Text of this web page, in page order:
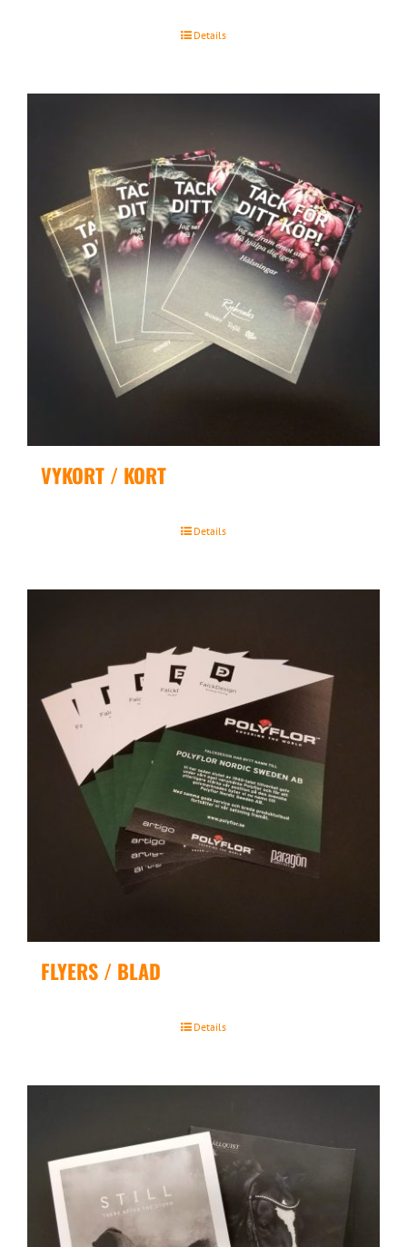
Details
VYKORT / KORT
Details
FLYERS / BLAD
Details